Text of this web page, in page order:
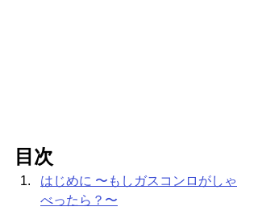
目次
はじめに 〜もしガスコンロがしゃ
べったら？〜